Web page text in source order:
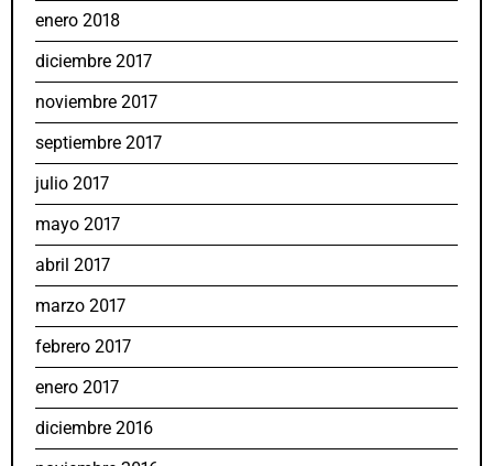
enero 2018
diciembre 2017
noviembre 2017
septiembre 2017
julio 2017
mayo 2017
abril 2017
marzo 2017
febrero 2017
enero 2017
diciembre 2016